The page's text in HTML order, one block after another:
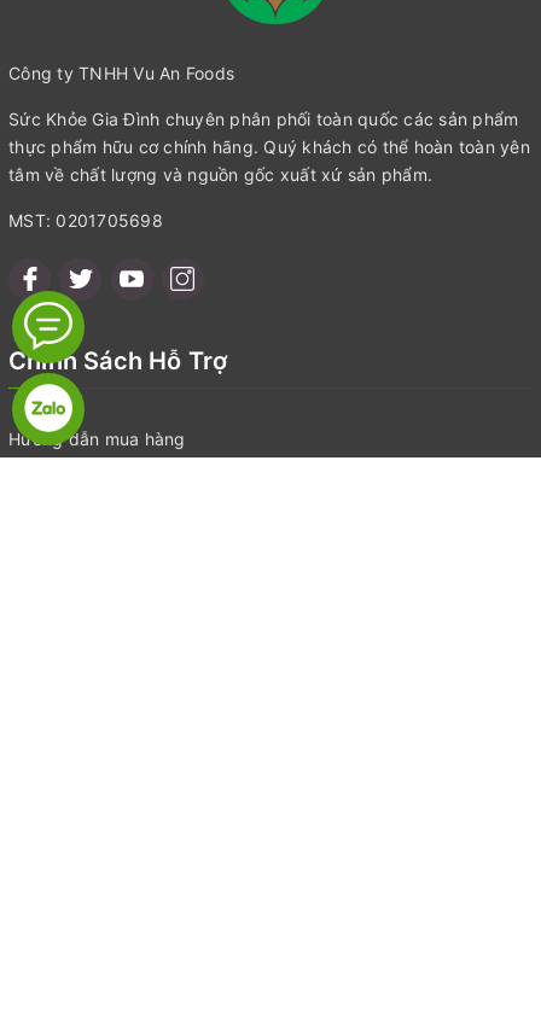
Công ty TNHH Vu An Foods
Sức Khỏe Gia Đình chuyên phân phối toàn quốc các sản phẩm
thực phẩm hữu cơ chính hãng. Quý khách có thể hoàn toàn yên
tâm về chất lượng và nguồn gốc xuất xứ sản phẩm.
MST: 0201705698
Chính Sách Hỗ Trợ
Hướng dẫn mua hàng